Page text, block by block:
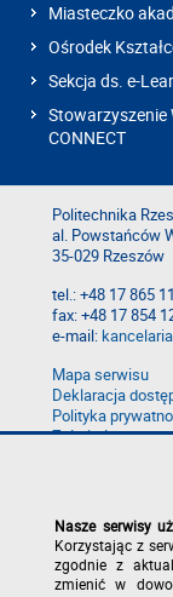
Miasteczko
Ośrodek
Sekcja ds. e-
Stowarzyszenie
CONNECT
Politechnika
al. Powstańców
35-029 Rzeszów
tel.: +48 17 865
fax: +48 17 854
e-mail:
Mapa serwisu
Deklaracja
Polityka
Zgłoś błąd na
Nasze serwisy
Korzystając z
zgodnie z
zmienić w